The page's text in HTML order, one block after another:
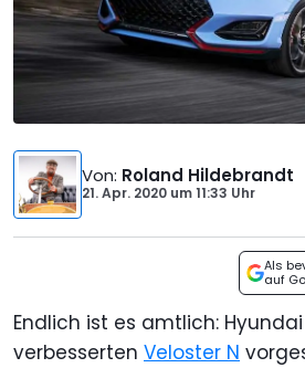
Von: Roland Hildebrandt
21. Apr. 2020 um11:33 Uhr
Als
auf
Endlich ist es amtlich:
verbesserten Veloster N